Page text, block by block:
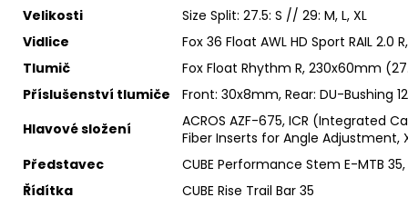
Velikosti
Size Split: 27.5: S // 29: M, L, XL
Vidlice
Fox 36 Float AWL HD Sport RAIL 2.0
Tlumič
Fox Float Rhythm R, 230x60mm
Příslušenství tlumiče
Front: 30x8mm, Rear: DU-Bushing
Hlavové složení
ACROS AZF-675, ICR (Integrated
Fiber Inserts for Angle
Představec
CUBE Performance Stem E-MTB 35,
Řídítka
CUBE Rise Trail Bar 35